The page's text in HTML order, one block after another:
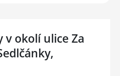
okolí ulice Za